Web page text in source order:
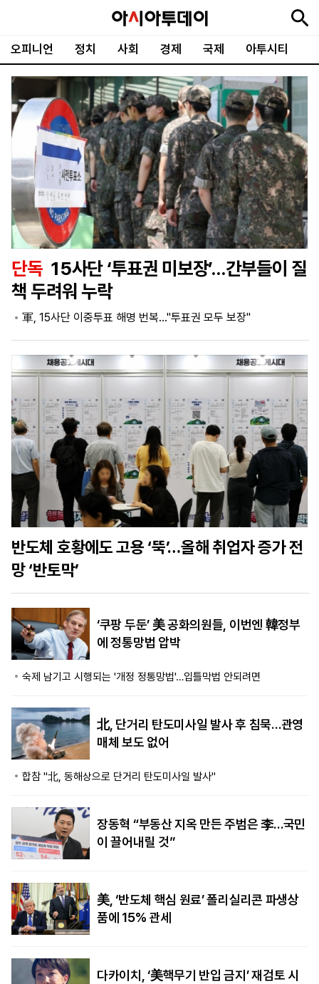
오피니언 정치 사회 경제 국제 아투시티
뉴
스
최
신
속
보
정
치
사
회
경
제
국
제
오
피
피
플
아
투
문
화
포
츠
포
토
ENGLISH
中
文
Tiếng
Việt
지
면
기
신
문
독
후
원
기
제
보
시
회
사
개
앱
설
마
켓
워
운
세
대
학
문
골
프
단독 15사단 ‘투표권 미보장’…간부들이 질
책 두려워 누락
軍, 15사단 이중투표 해명 번복…"투표권 모두 보장"
반도체 호황에도 고용 ‘뚝’…올해 취업자 증가 전
망 ‘반토막’
‘쿠팡 두둔’ 美 공화의원들, 이번엔 韓정부
에 정통망법 압박
숙제 남기고 시행되는 '개정 정통망법'…입틀막법 안되려면
北, 단거리 탄도미사일 발사 후 침묵…관영
매체 보도 없어
합참 "北, 동해상으로 단거리 탄도미사일 발사"
장동혁 “부동산 지옥 만든 주범은 李…국민
이 끌어내릴 것”
美, ‘반도체 핵심 원료’ 폴리실리콘 파생상
품에 15% 관세
다카이치, ‘美핵무기 반입 금지’ 재검토 시